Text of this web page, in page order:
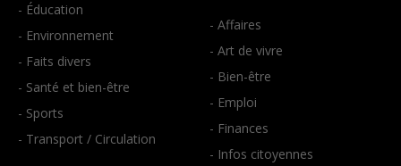
- Éducation
- Environnement
- Faits divers
- Santé et bien-être
- Sports
- Transport / Circulation
- Affaires
- Art de vivre
- Bien-être
- Emploi
- Finances
- Infos citoyennes